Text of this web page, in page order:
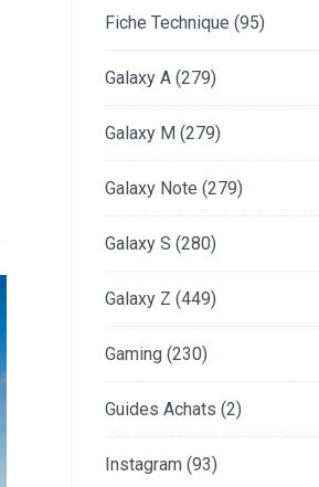
Fiche Technique (95)
Galaxy A (279)
Galaxy M (279)
Galaxy Note (279)
Galaxy S (280)
Galaxy Z (449)
Gaming (230)
Guides Achats (2)
Instagram (93)